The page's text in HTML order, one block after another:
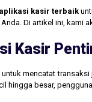
aplikasi kasir terbaik
Di artikel ini, kami
Kasir
mencatat
hingga besar,